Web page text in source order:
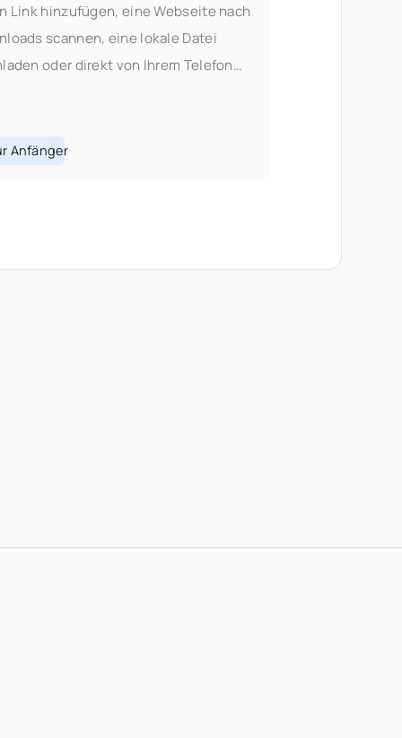
Link hinzufügen, eine Webseite nach
scannen, eine lokale Datei
oder direkt von Ihrem Telefon
haben: In V1 bedeutete das
Anfänger